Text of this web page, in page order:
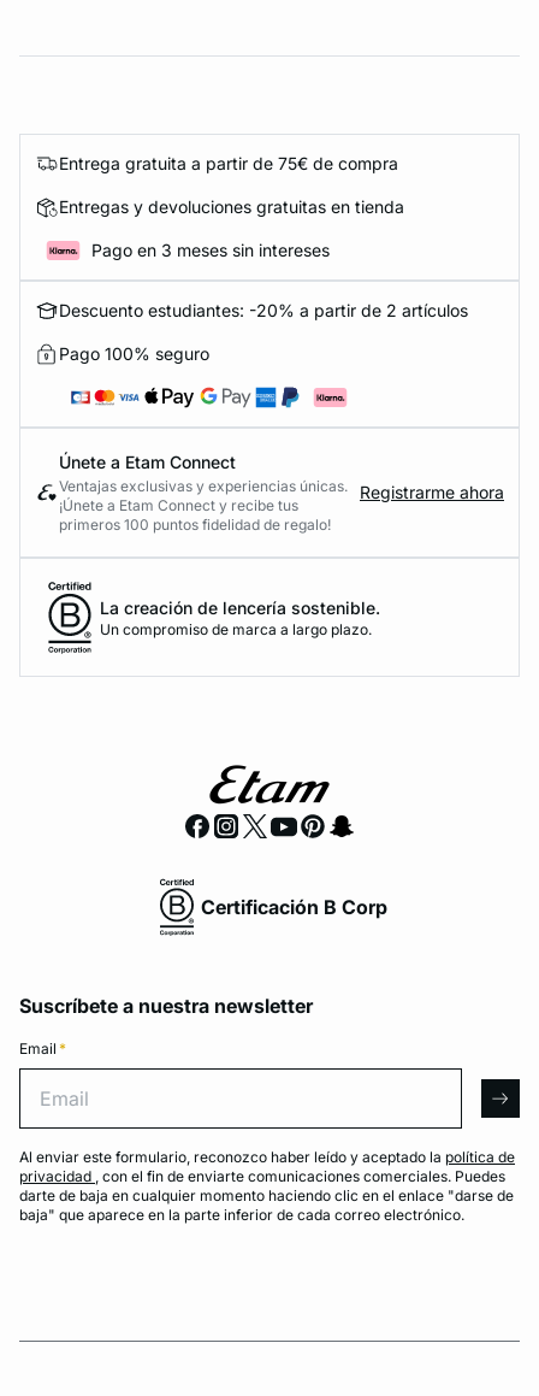
Entrega gratuita a partir de 75€ de compra
Entregas y devoluciones gratuitas en tienda
Pago en 3 meses sin intereses
Descuento estudiantes: -20% a partir de 2 artículos
Pago 100% seguro
Únete a Etam Connect
Ventajas exclusivas y experiencias únicas.
¡Únete a Etam Connect y recibe tus
primeros 100 puntos fidelidad de regalo!
Registrarme ahora
La creación de lencería sostenible.
Un compromiso de marca a largo plazo.
Certificación B Corp
Suscríbete a nuestra newsletter
Email *
Al enviar este formulario, reconozco haber leído y aceptado la política de
privacidad , con el fin de enviarte comunicaciones comerciales. Puedes
darte de baja en cualquier momento haciendo clic en el enlace "darse de
baja" que aparece en la parte inferior de cada correo electrónico.